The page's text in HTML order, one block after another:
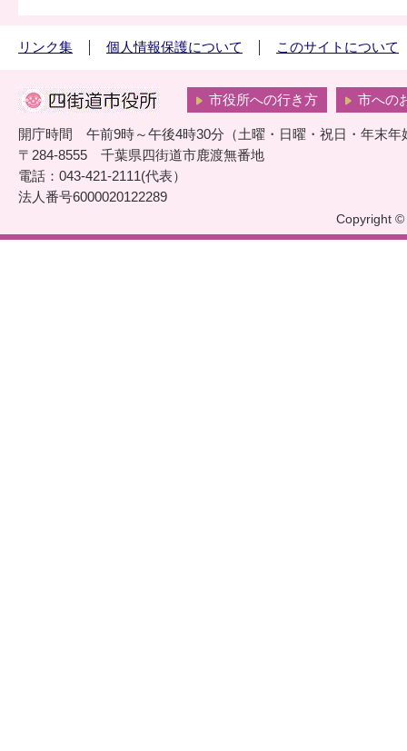
リンク集 個人情報保護について このサイトについて
市役所への行き方 市への
開庁時間 午前9時～午後4時30分（土曜・日曜・祝日・年末年
〒284-8555 千葉県四街道市鹿渡無番地
電話：043-421-2111(代表）
法人番号6000020122289
Copyright ©